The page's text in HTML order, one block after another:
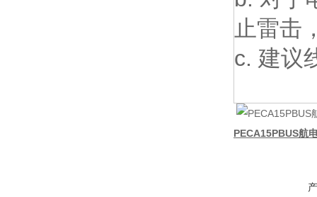
止雷击
c. 建议
PECA15PBUS航